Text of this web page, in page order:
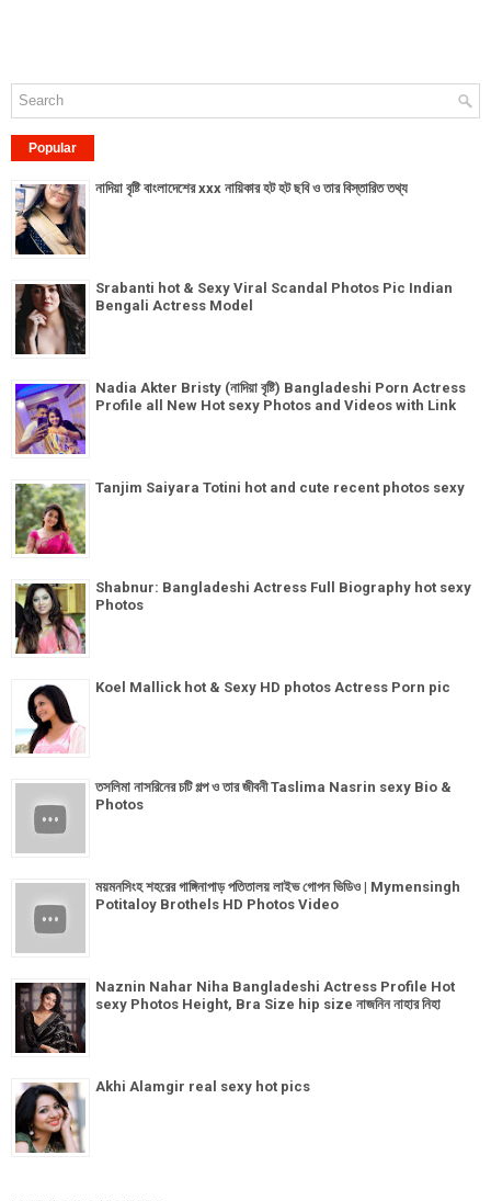
Popular
নাদিয়া বৃষ্টি বাংলাদেশের xxx নায়িকার হট হট ছবি ও তার বিস্তারিত তথ্য
Srabanti hot & Sexy Viral Scandal Photos Pic Indian
Bengali Actress Model
Nadia Akter Bristy (নাদিয়া বৃষ্টি) Bangladeshi Porn Actress
Profile all New Hot sexy Photos and Videos with Link
Tanjim Saiyara Totini hot and cute recent photos sexy
Shabnur: Bangladeshi Actress Full Biography hot sexy
Photos
Koel Mallick hot & Sexy HD photos Actress Porn pic
তসলিমা নাসরিনের চটি গল্প ও তার জীবনী Taslima Nasrin sexy Bio &
Photos
ময়মনসিংহ শহরের গাঙ্গিনাপাড় পতিতালয় লাইভ গোপন ভিডিও | Mymensingh
Potitaloy Brothels HD Photos Video
Naznin Nahar Niha Bangladeshi Actress Profile Hot
sexy Photos Height, Bra Size hip size নাজনিন নাহার নিহা
Akhi Alamgir real sexy hot pics